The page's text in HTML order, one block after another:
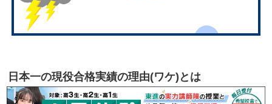
日本一の現役合格実績の理由(ワケ)とは